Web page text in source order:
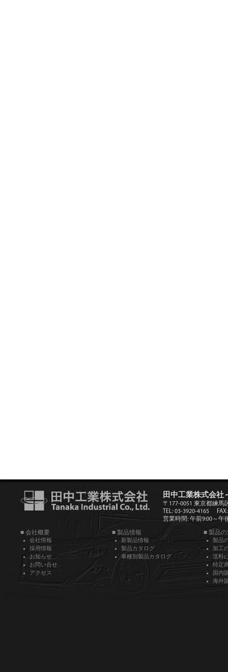
田中工業株式会社
〒177-0051 東京都練馬
TEL: 03-3920-4165
営業時間: 午前9:00～午
■ 会社概要
会社情報
採用情報
お知らせ
お問い合せ
アクセス
■ 製品情報
新製品情報
製品カタログ
車種別製品カタログ
■ 製品
製品
加工
送料
特定
国内
海外